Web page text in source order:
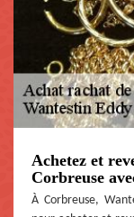
Achetez et
Corbreuse
À Corbreuse,